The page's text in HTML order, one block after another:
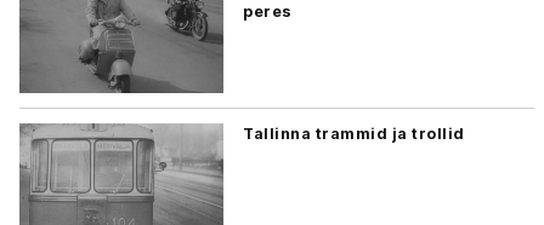
peres
Tallinna trammid ja trollid